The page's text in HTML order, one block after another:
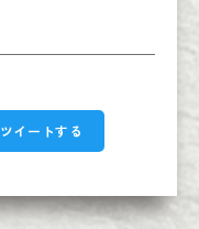
ツイートする